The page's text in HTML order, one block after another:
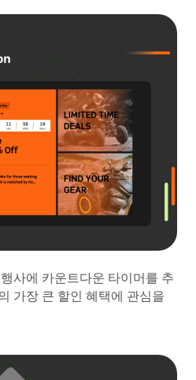
사에 카운트다운 타이머를 추
가장 큰 할인 혜택에 관심을